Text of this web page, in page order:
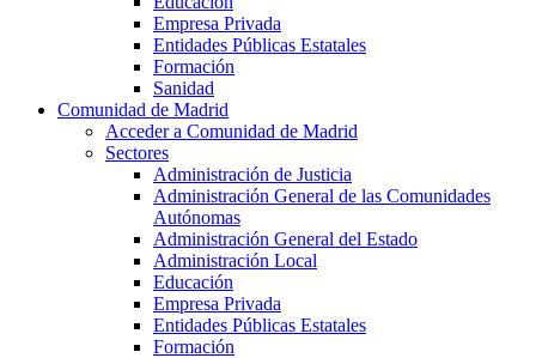
Empresa Privada
Entidades Públicas Estatales
Formación
Sanidad
Comunidad de Madrid
Acceder a Comunidad de Madrid
Sectores
Administración de Justicia
Administración General de las Comunidades
Autónomas
Administración General del Estado
Administración Local
Educación
Empresa Privada
Entidades Públicas Estatales
Formación